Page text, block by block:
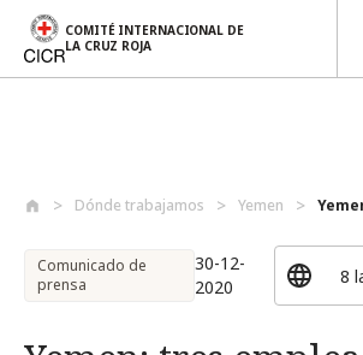
COMITÉ INTERNACIONAL DE
LA CRUZ ROJA
Dónde trabajamos Yemen
Comunicado de
prensa
30-12-
2020